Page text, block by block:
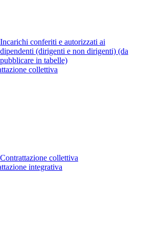
Incarichi conferiti e autorizzati ai
dipendenti (dirigenti e non dirigenti) (da
pubblicare in tabelle)
collettiva
Contrattazione collettiva
integrativa